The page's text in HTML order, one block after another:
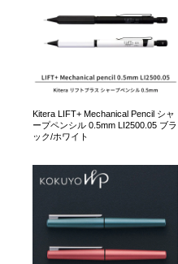
Kitera LIFT+ Mechanical Pencil シャ
ープペンシル 0.5mm LI2500.05 ブラ
ック/ホワイト